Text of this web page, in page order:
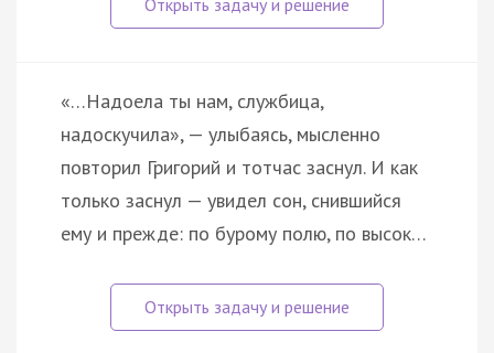
«…Надоела ты нам, службица,
надоскучила», — улыбаясь, мысленно
повторил Григорий и тотчас заснул. И как
только заснул — увидел сон, снившийся
ему и прежде: по бурому полю, по высок…